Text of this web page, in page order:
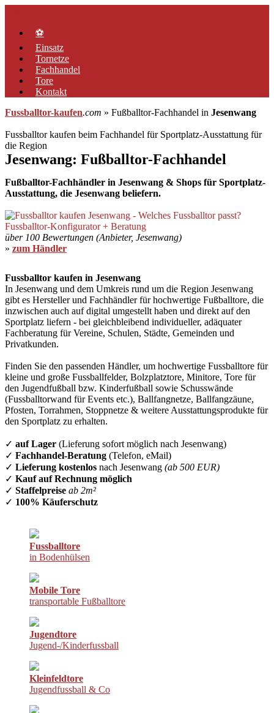
springen⚽
Einsatz
Tornetze
Fachhandel
Tore
Kontakt
Fussballtor-kaufen.com » Fußballtor-Fachhandel in Jesenwang
Fussballtor kaufen beim Fachhandel für Sportplatz-Ausstattung für
die Region
Jesenwang: Fußballtor-Fachhandel
Fußballtor-Fachhändler in Jesenwang & Shops für Sportplatz-
Ausstattung, die Jesenwang beliefern.
über 100 Bewertungen (Anbieter, Jesenwang)
» zum Händler
Fussballtor kaufen in Jesenwang
In Jesenwang und dem Umkreis rund um die Region Jesenwang
gibt es Hersteller und Fachhändler für hochwertige Fußballtore, die
inzwischen auch auf digital umgestellt haben und direkt auf den
Sportplatz liefern - bei gleichbleibend individueller, adäquater
Fachberatung für Vereine, Schulen, Städte, Gemeinden und
Privatkunden.
Finden Sie den passenden Händler, um hochwertige Fussballtore für
kleine und große Fussballfelder, Bolzplatztore, Minitore, Tore für
den Jugendfußball bzw. Kinderfußball sowie Schusswände
(Fussballtorwand für Events etc.), Ballfangnetze, Ballfangzäune,
Pfosten, Torrahmen, Stoppnetze & weitere Ausstattungsprodukte für
den Sportplatz zu erhalten.
✓ auf Lager (Lieferung sofort möglich nach Jesenwang)
✓ Fachhandel-Beratung (Telefon, eMail)
✓ Lieferung kostenlos nach Jesenwang (ab 500 EUR)
✓ Kauf auf Rechnung möglich
✓ Staffelpreise ab 2m²
✓ 100% Käuferschutz
Fussballtore
in Bodenhülsen
Mobile Tore
transportable Fußballtore
Jugendtore
Jugend-/Kinderfussball
Kleinfeldtore
Jugendfussball & Co